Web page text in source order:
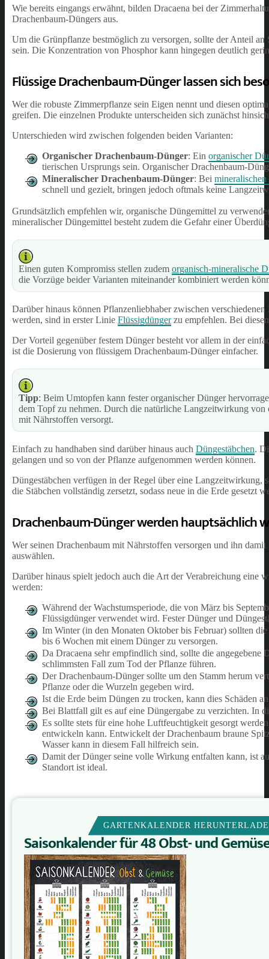
Wie bereits eingangs erwähnt, bilden Dracaena bei der
Drachenbaum-Düngers aus.
Um die Grünpflanze bestmöglich zu versorgen, sollte der Anteil
sein. Die Konzentration von Phosphor kann hingegen deutlich
Flüssige Drachenbaum-Dünger lassen sich
Wer die robuste Zimmerpflanze sein Eigen nennt und diesen
greifen. Die einzelnen Produkte unterscheiden sich zunächst
Unterschieden wird zwischen folgenden beiden Varianten:
Organischer Drachenbaum-Dünger: Ein organischer
tierischen Ursprungs sein. Organischer Drachenbaum-
Mineralischer Drachenbaum-Dünger: Bei
schnell und gezielt, bringen jedoch oftmals keine
Grundsätzlich empfehlen wir, organische Düngemittel zu
mineralischer Düngemittel besteht zudem die Gefahr einer
Einen guten Kompromiss stellen zudem organisch-mineralische
die Vorzüge beider Varianten miteinander kombiniert werden
Darüber hinaus können Pflanzenliebhaber zwischen
werden, sind in erster Linie Flüssigdüngerzu empfehlen. Bei
Der Vorteil gegenüber festem Dünger besteht vor allem in der
ist die Dosierung von flüssigem Drachenbaum-Dünger einfacher.
Tipp: Beim Umtopfen kann fester organischer Dünger
dem Topf zu nehmen. Durch die natürliche Langzeitwirkung
mit Nährstoffen versorgt.
Einfach zu handhaben sind darüber hinaus auch Düngestäbchen.
gelangen und so von der Pflanze aufgenommen werden können.
Düngestäbchen verfügen in der Regel über eine
die Stäbchen vollständig zersetzt, sodass neue in die Erde gesetzt
Drachenbaum-Dünger werden hauptsächlich
Wer seinen Drachenbaum mit Nährstoffen versorgen und ihn
auswählen.
Darüber hinaus spielt jedoch auch die Art der Verabreichung eine
werden:
Während der Wachstumsperiode, die von März bis
Flüssigdünger verwendet wird. Fester Dünger und
Im Winter (in den Monaten Oktober bis Februar) sollten
bis 6 Wochen mit einem Dünger zu versorgen.
Da Dracaena sehr empfindlich sind, sollte die
schlimmsten Fall zum Tod der Pflanze führen.
Der Drachenbaum-Dünger sollte um den Stamm herum
Pflanze oder die Wurzeln gegeben wird.
Ist die Erde beim Düngen zu trocken, kann dies Schäden
Bei Blattfall gilt es auf eine Düngergabe zu verzichten. In
Es sollte stets für eine hohe Luftfeuchtigkeit gesorgt
entwickeln kann. Entwickelt der Drachenbaum braune
Wasser kann in diesem Fall hilfreich sein.
Damit der Dünger seine volle Wirkung entfalten kann, ist
Standort ist ideal.
GARTENKALENDER
Saisonkalender für 48 Obst- und